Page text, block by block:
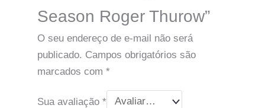
Season Roger Thurow”
O seu endereço de e-mail não será
publicado. Campos obrigatórios são
marcados com *
Sua avaliação *